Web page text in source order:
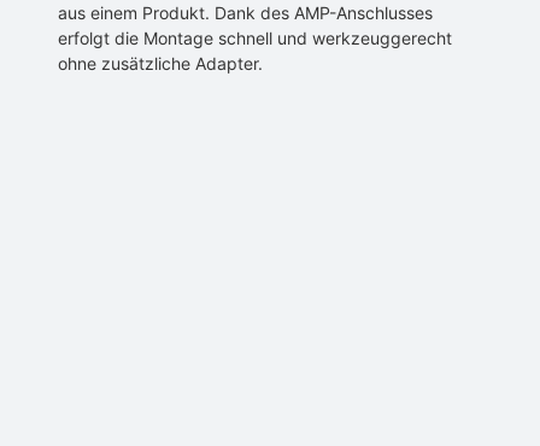
aus einem Produkt. Dank des AMP-Anschlusses
erfolgt die Montage schnell und werkzeuggerecht
ohne zusätzliche Adapter.